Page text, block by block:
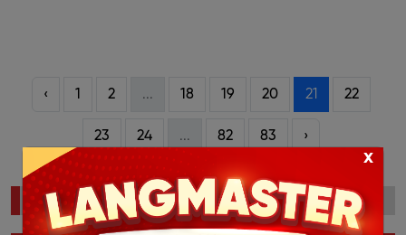
‹ 1 2 ... 18 19 20 21 22
23 24 ... 82 83 ›
ĐỌC NHIỀU
x